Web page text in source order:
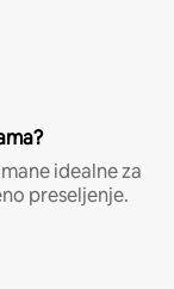
idealne za
preseljenje.